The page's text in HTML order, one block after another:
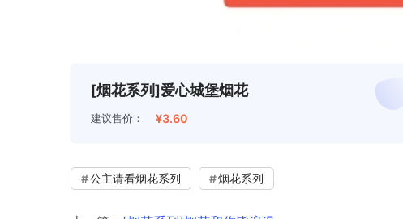
[烟花系列]爱心城堡烟花
建议售价： ¥3.60
公主请看烟花系列 烟花系列